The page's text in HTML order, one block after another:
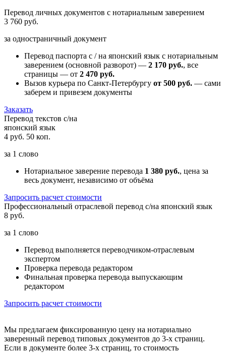
Перевод личных документов с нотариальным заверением
3 760 руб.
за одностраничный документ
Перевод паспорта с / на японский язык с нотариальным
заверением (основной разворот) — 2 170 руб., все
страницы — от 2 470 руб.
Вызов курьера по Санкт-Петербургу от 500 руб. — сами
заберем и привезем документы
Заказать
Перевод текстов с/на
японский язык
4 руб. 50 коп.
за 1 слово
Нотариальное заверение перевода 1 380 руб., цена за
весь документ, независимо от объёма
Запросить расчет стоимости
Профессиональный отраслевой перевод с/на японский язык
8 руб.
за 1 слово
Перевод выполняется переводчиком-отраслевым
экспертом
Проверка перевода редактором
Финальная проверка перевода выпускающим
редактором
Запросить расчет стоимости
Мы предлагаем фиксированную цену на нотариально
заверенный перевод типовых документов до 3-х страниц.
Если в документе более 3-х страниц, то стоимость